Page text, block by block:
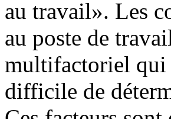
au travail». Les
au poste de
multifactoriel qui
difficile de